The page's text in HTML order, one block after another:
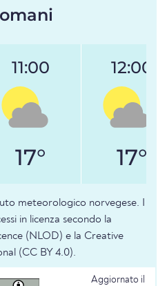
11:00
17°
12:00
17°
meteorologico norvegese. I
in licenza secondo la
(NLOD) e la Creative
(CC BY 4.0).
Aggiornato il